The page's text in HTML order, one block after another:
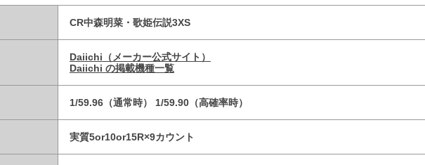
CR中森明菜・歌姫伝説3XS
Daiichi（メーカー公式サイト）
Daiichi の掲載機種一覧
1/59.96（通常時） 1/59.90（高確率時）
実質5or10or15R×9カウント